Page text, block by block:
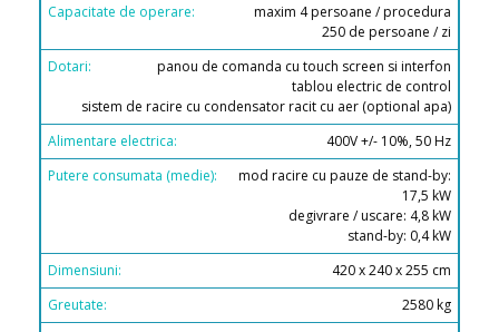
ALIMENTARE
PUTERE
CONSUMATA
(MEDIE):
TEMPERATURA
MAXIMA
(INTERIOR):
maxim 4 persoane / procedura
250 de persoane / zi
panou de comanda cu touch screen si interfon
tablou electric de control
sistem de racire cu condensator racit cu aer (optional apa)
400V +/- 10%, 50 Hz
mod racire cu pauze de stand-by:
17,5 kW
degivrare / uscare: 4,8 kW
stand-by: 0,4 kW
420 x 240 x 255 cm
2580 kg